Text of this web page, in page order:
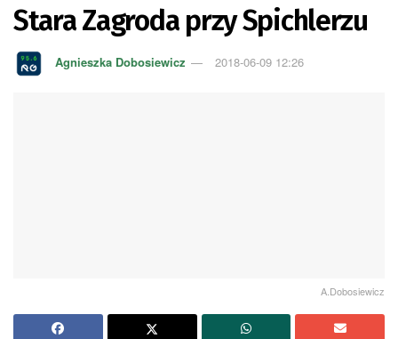
Stara Zagroda przy Spichlerzu
Agnieszka Dobosiewicz 2018-06-09 12:26
A.Dobosiewicz